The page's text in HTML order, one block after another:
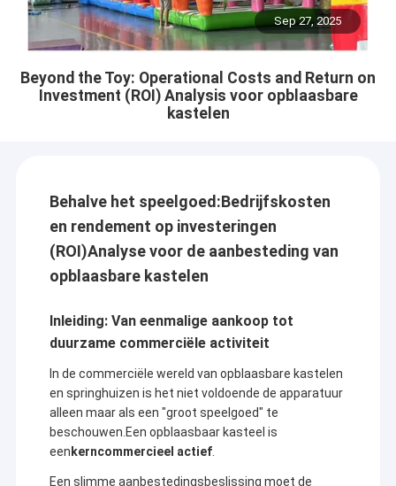
Sep 27, 2025
Beyond the Toy: Operational Costs and Return on
Investment (ROI) Analysis voor opblaasbare
kastelen
Behalve het speelgoed:Bedrijfskosten
en rendement op investeringen
(ROI)Analyse voor de aanbesteding van
opblaasbare kastelen
Inleiding: Van eenmalige aankoop tot
duurzame commerciële activiteit
In de commerciële wereld van opblaasbare kastelen
en springhuizen is het niet voldoende de apparatuur
alleen maar als een "groot speelgoed" te
beschouwen.Een opblaasbaar kasteel is
een kerncommercieel actief.
Een slimme aanbestedingsbeslissing moet de